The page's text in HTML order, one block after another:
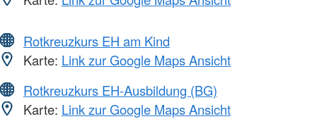
Rotkreuzkurs EH am Kind
Karte: Link zur Google Maps Ansicht
Rotkreuzkurs EH-Ausbildung (BG)
Karte: Link zur Google Maps Ansicht